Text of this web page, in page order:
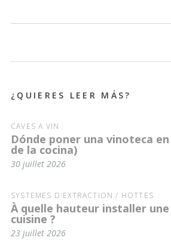
¿QUIERES LEER MÁS?
CAVES À VIN
Dónde poner una vinoteca
de la cocina)
30 juillet 2026
SYSTÈMES D'EXTRACTION / HOTTES
À quelle hauteur installer
cuisine ?
23 juillet 2026